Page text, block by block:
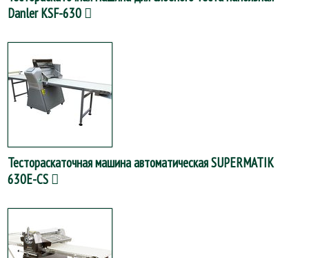
Danler KSF-630
Тестораскаточная машина автоматическая SUPERMATIK
630E-CS